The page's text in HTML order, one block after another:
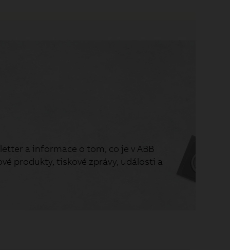
a informace o tom, co je v ABB
produkty, tiskové zprávy, události a